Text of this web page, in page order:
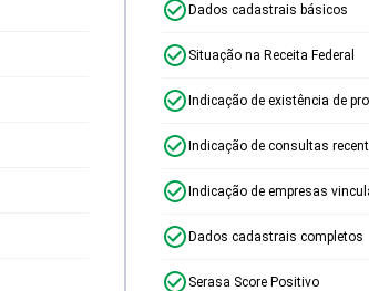
Dados cadastrais básicos
Situação na Receita Federal
Indicação de existência de
Indicação de consultas
Indicação de empresas
Dados cadastrais completos
Serasa Score Positivo